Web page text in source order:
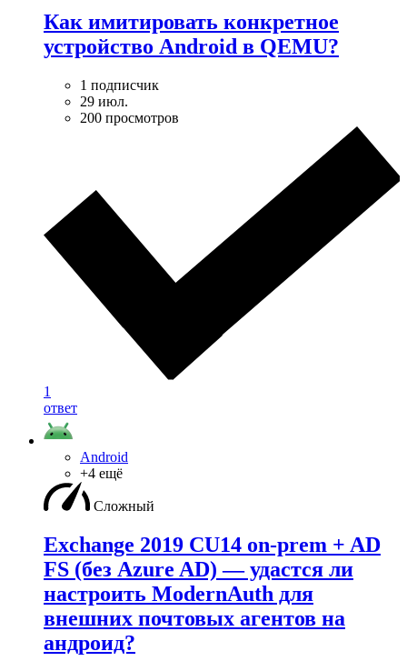
Как имитировать конкретное
устройство Android в QEMU?
1 подписчик
29 июл.
200 просмотров
1
ответ
Android
+4 ещё
Сложный
Exchange 2019 CU14 on-prem + AD
FS (без Azure AD) — удаcтся ли
настроить ModernAuth для
внешних почтовых агентов на
андроид?